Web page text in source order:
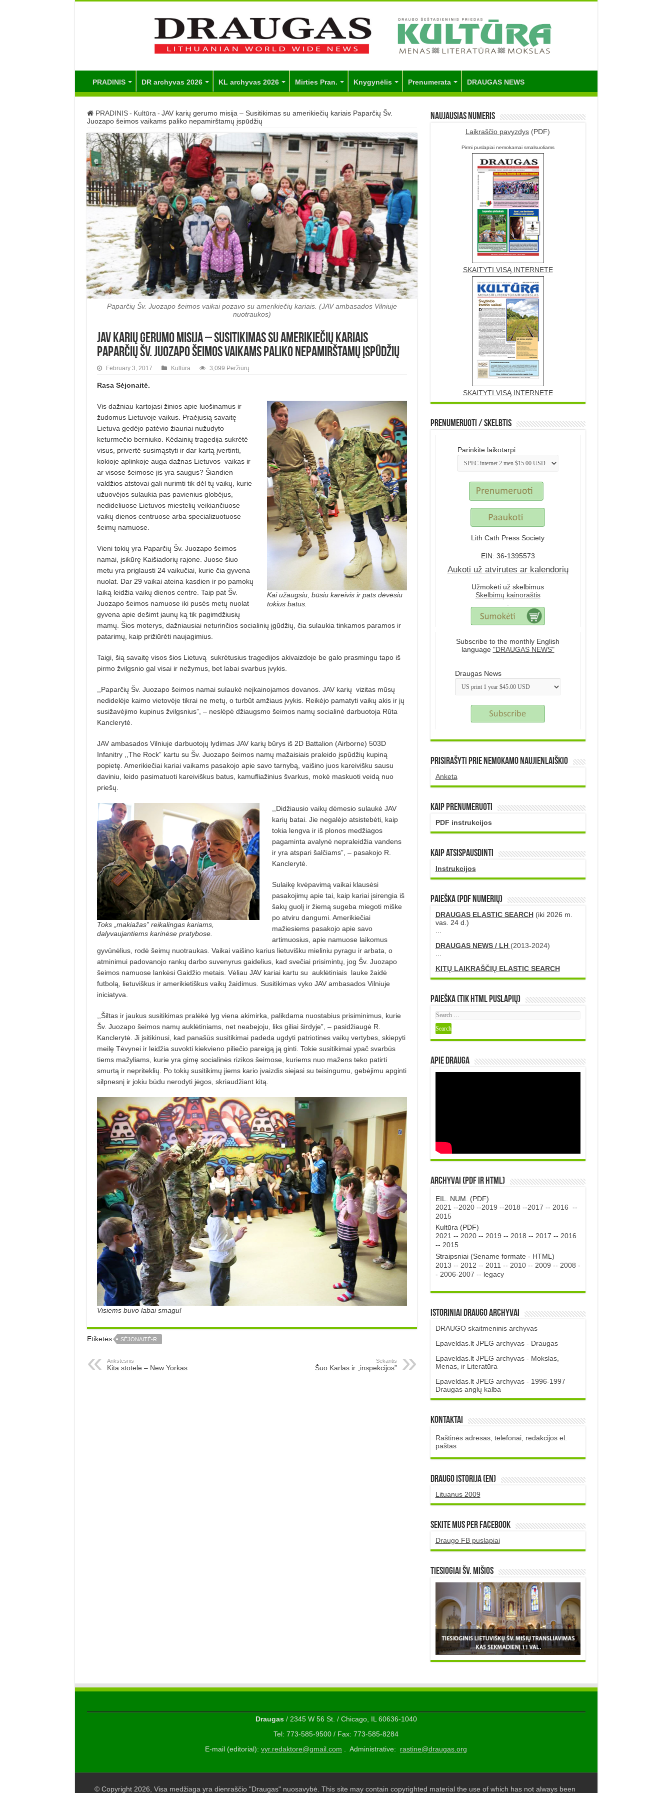
PRADINIS DR archyvas 2026 KL archyvas 2026 Mirties Pran. Knygynėlis Prenumerata DRAUGAS NEWS
PRADINIS - Kultūra - JAV karių gerumo misija – Susitikimas su amerikiečių kariais Paparčių Šv.
Juozapo šeimos vaikams paliko nepamirštamų įspūdžių
Paparčių Šv. Juozapo šeimos vaikai pozavo su amerikiečių kariais. (JAV ambasados Vilniuje
nuotraukos)
JAV karių gerumo misija – Susitikimas su amerikiečių kariais
Paparčių Šv. Juozapo šeimos vaikams paliko nepamirštamų įspūdžių
February 3, 2017 Kultūra 3,099 Peržiūrų
Rasa Sėjonaitė.
Kai užaugsiu, būsiu kareivis ir pats dėvėsiu
tokius batus.
Vis dažniau kartojasi žinios apie luošinamus ir
žudomus Lietuvoje vaikus. Praėjusią savaitę
Lietuva gedėjo patėvio žiauriai nužudyto
keturmečio berniuko. Kėdainių tragedija sukrėtė
visus, privertė susimąstyti ir dar kartą įvertinti,
kokioje aplinkoje auga dažnas Lietuvos vaikas ir
ar visose šeimose jis yra saugus? Šiandien
valdžios atstovai gali nurimti tik dėl tų vaikų, kurie
užuovėjos sulaukia pas pavienius globėjus,
nedideliuose Lietuvos miestelių veikiančiuose
vaikų dienos centruose arba specializuotuose
šeimų namuose.
Vieni tokių yra Paparčių Šv. Juozapo šeimos
namai, įsikūrę Kaišiadorių rajone. Juose šiuo
metu yra priglausti 24 vaikučiai, kurie čia gyvena
nuolat. Dar 29 vaikai ateina kasdien ir po pamokų
laiką leidžia vaikų dienos centre. Taip pat Šv.
Juozapo šeimos namuose iki pusės metų nuolat
gyvena apie dešimt jaunų ką tik pagimdžiusių
mamų. Šios moterys, dažniausiai neturinčios socialinių įgūdžių, čia sulaukia tinkamos paramos ir
patarimų, kaip prižiūrėti naujagimius.
Taigi, šią savaitę visos šios Lietuvą sukrėtusius tragedijos akivaizdoje be galo prasmingu tapo iš
pirmo žvilgsnio gal visai ir nežymus, bet labai svarbus įvykis.
,,Paparčių Šv. Juozapo šeimos namai sulaukė neįkainojamos dovanos. JAV karių vizitas mūsų
nedidelėje kaimo vietovėje tikrai ne metų, o turbūt amžiaus įvykis. Reikėjo pamatyti vaikų akis ir jų
susižavėjimo kupinus žvilgsnius”, – neslėpė džiaugsmo šeimos namų socialinė darbuotoja Rūta
Kanclerytė.
JAV ambasados Vilniuje darbuotojų lydimas JAV karių būrys iš 2D Battalion (Airborne) 503D
Infanitry ,,The Rock” kartu su Šv. Juozapo šeimos namų mažaisiais praleido įspūdžių kupiną
popietę. Amerikiečiai kariai vaikams pasakojo apie savo tarnybą, vaišino juos kareivišku sausu
daviniu, leido pasimatuoti kareiviškus batus, kamufliažinius švarkus, mokė maskuoti veidą nuo
priešų.
Toks „makiažas” reikalingas kariams,
dalyvaujantiems karinėse pratybose.
,,Didžiausio vaikų dėmesio sulaukė JAV
karių batai. Jie negalėjo atsistebėti, kaip
tokia lengva ir iš plonos medžiagos
pagaminta avalynė nepraleidžia vandens
ir yra atspari šalčiams”, – pasakojo R.
Kanclerytė.
Sulaikę kvėpavimą vaikai klausėsi
pasakojimų apie tai, kaip kariai įsirengia iš
šakų guolį ir žiemą sugeba miegoti miške
po atviru dangumi. Amerikiečiai
mažiesiems pasakojo apie savo
artimuosius, apie namuose laikomus
gyvūnėlius, rodė šeimų nuotraukas. Vaikai vaišino karius lietuvišku mieliniu pyragu ir arbata, o
atminimui padovanojo rankų darbo suvenyrus gaidelius, kad svečiai prisimintų, jog Šv. Juozapo
šeimos namuose lankėsi Gaidžio metais. Vėliau JAV kariai kartu su auklėtiniais lauke žaidė
futbolą, lietuviškus ir amerikietiškus vaikų žaidimus. Susitikimas vyko JAV ambasados Vilniuje
iniciatyva.
,,Šiltas ir jaukus susitikimas pralėkė lyg viena akimirka, palikdama nuostabius prisiminimus, kurie
Šv. Juozapo šeimos namų auklėtiniams, net neabejoju, liks giliai širdyje”, – pasidžiaugė R.
Kanclerytė. Ji įsitikinusi, kad panašūs susitikimai padeda ugdyti patriotines vaikų vertybes, skiepyti
meilę Tėvynei ir leidžia suvokti kiekvieno piliečio pareigą ją ginti. Tokie susitikimai ypač svarbūs
tiems mažyliams, kurie yra gimę socialinės rizikos šeimose, kuriems nuo mažens teko patirti
smurtą ir nepriteklių. Po tokių susitikimų jiems kario įvaizdis siejasi su teisingumu, gebėjimu apginti
silpnesnį ir jokiu būdu nerodyti jėgos, skriaudžiant kitą.
Visiems buvo labai smagu!
Etiketės SĖJONAITĖ-R.
Ankstesnis
Kita stotelė – New Yorkas
Sekantis
Šuo Karlas ir „inspekcijos”
Naujausias numeris
Laikraščio pavyzdys (PDF)
Pirmi puslapiai nemokamai smalsuoliams
SKAITYTI VISĄ INTERNETE
SKAITYTI VISĄ INTERNETE
Prenumeruoti / Skelbtis
Parinkite laikotarpi
Lith Cath Press Society
EIN: 36-1395573
Aukoti už atvirutes ar kalendorių
.
Užmokėti už skelbimus
Skelbimų kainoraštis
.
Subscribe to the monthly English
language "DRAUGAS NEWS"
Draugas News
Prisirašyti prie nemokamo naujienlaiškio
Anketa
Kaip prenumeruoti
PDF instrukcijos
Kaip atsispausdinti
Instrukcijos
PAIEŠKA (PDF numerių)
DRAUGAS ELASTIC SEARCH(iki 2026 m.
vas. 24 d.)
...
DRAUGAS NEWS / LH (2013-2024)
...
KITŲ LAIKRAŠČIŲ ELASTIC SEARCH
Paieška (tik HTML puslapių)
Apie DRAUGA
Archyvai (PDF ir HTML)
EIL. NUM. (PDF)
2021 --2020--2019 --2018 --2017 -- 2016 --
2015
Kultūra (PDF)
2021 -- 2020-- 2019 -- 2018 -- 2017 -- 2016
-- 2015
Straipsniai (Sename formate - HTML)
2013 -- 2012 -- 2011 -- 2010-- 2009 -- 2008 -
- 2006-2007 -- legacy
Istoriniai DRAUGO Archyvai
DRAUGO skaitmeninis archyvas
Epaveldas.lt JPEG archyvas - Draugas
Epaveldas.lt JPEG archyvas - Mokslas,
Menas, ir Literatūra
Epaveldas.lt JPEG archyvas - 1996-1997
Draugas anglų kalba
Kontaktai
Raštinės adresas, telefonai, redakcijos el.
paštas
DRAUGO istorija (EN)
Lituanus 2009
Sekite mus per Facebook
Draugo FB puslapiai
TIESIOGIAI šv. MIŠIOS
Draugas/ 2345 W 56 St. / Chicago, IL 60636-1040
Tel: 773-585-9500 / Fax: 773-585-8284
E-mail (editorial): vyr.redaktore@gmail.com . Administrative: rastine@draugas.org
© Copyright 2026, Visa medžiaga yra dienraščio "Draugas" nuosavybė. This site may contain copyrighted material the use of which has not always been